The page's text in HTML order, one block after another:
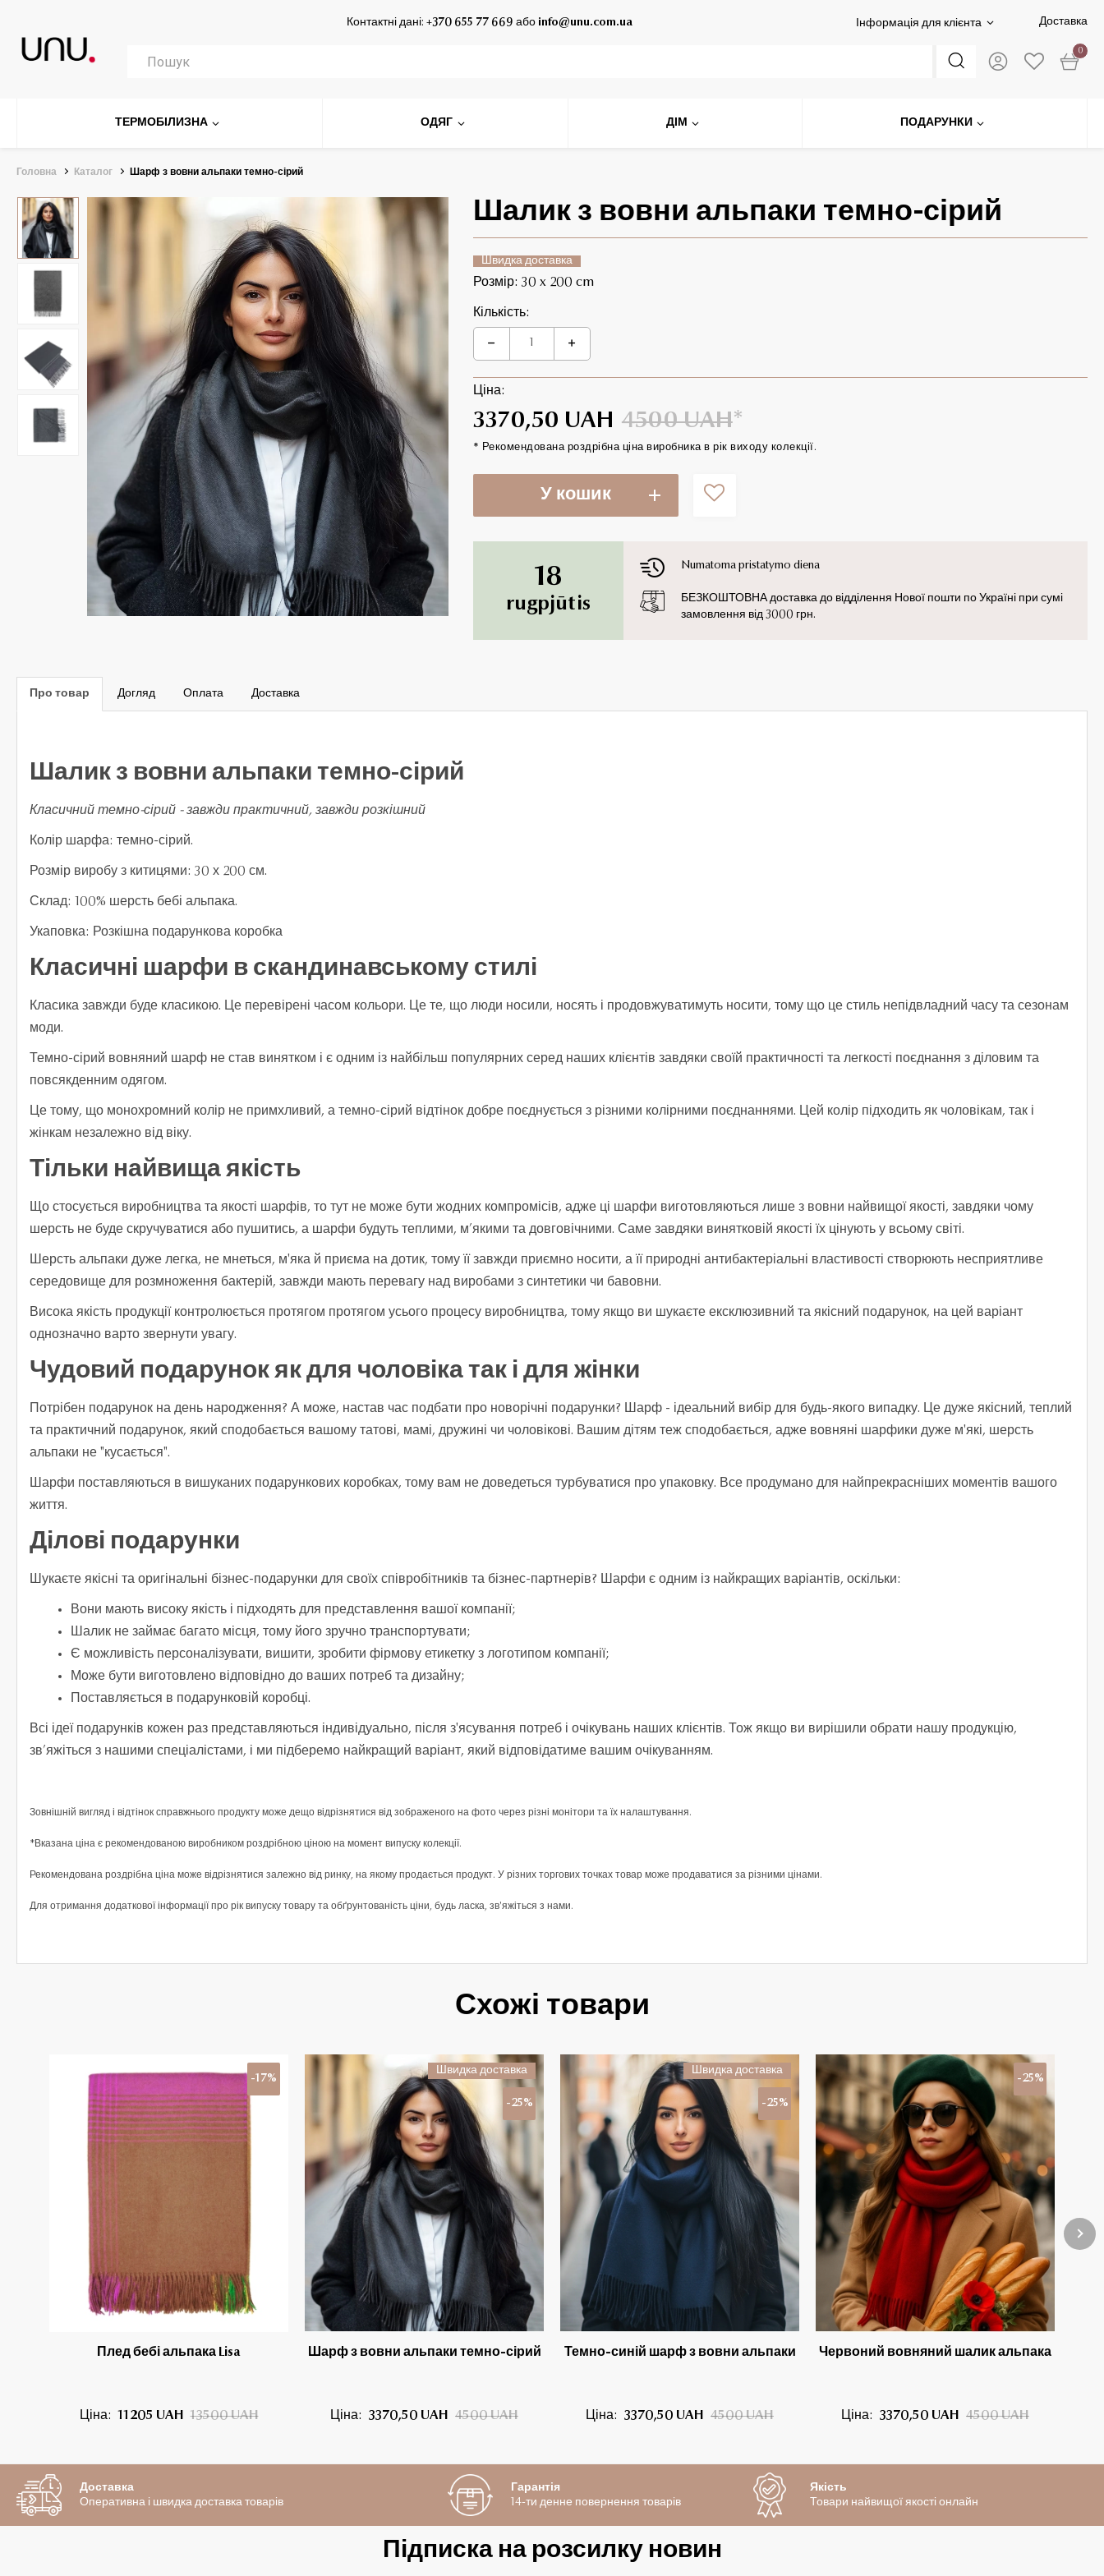
Контактні дані:+370 655 77 669 або info@unu.com.ua Інформація для клієнта Доставка
0
ТЕРМОБІЛИЗНА ОДЯГ ДІМ ПОДАРУНКИ
Головна Каталог Шарф з вовни альпаки темно-сірий
Шалик з вовни альпаки темно-сірий
Швидка доставка
Розмір: 30 x 200 cm
Кількість:
Ціна:
3370,50 UAH 4500 UAH
* Рекомендована роздрібна ціна виробника в рік виходу колекції.
У кошик
18
rugpjūtis
Numatoma pristatymo diena
БЕЗКОШТОВНА доставка до відділення Нової пошти по Україні при сумі
замовлення від 3000 грн.
Про товар Догляд Оплата Доставка
Шалик з вовни альпаки темно-сірий
Класичний темно-сірий - завжди практичний, завжди розкішний
Колір шарфа: темно-сірий.
Розмір виробу з китицями: 30 х 200 см.
Склад: 100% шерсть бебі альпака.
Укаповка: Розкішна подарункова коробка
Класичні шарфи в скандинавському стилі
Класика завжди буде класикою. Це перевірені часом кольори. Це те, що люди носили, носять і продовжуватимуть носити, тому що це стиль непідвладний часу та сезонам
моди.
Темно-сірий вовняний шарф не став винятком і є одним із найбільш популярних серед наших клієнтів завдяки своїй практичності та легкості поєднання з діловим та
повсякденним одягом.
Це тому, що монохромний колір не примхливий, а темно-сірий відтінок добре поєднується з різними колірними поєднаннями. Цей колір підходить як чоловікам, так і
жінкам незалежно від віку.
Тільки найвища якість
Що стосується виробництва та якості шарфів, то тут не може бути жодних компромісів, адже ці шарфи виготовляються лише з вовни найвищої якості, завдяки чому
шерсть не буде скручуватися або пушитись, а шарфи будуть теплими, м’якими та довговічними. Саме завдяки винятковій якості їх цінують у всьому світі.
Шерсть альпаки дуже легка, не мнеться, м'яка й приєма на дотик, тому її завжди приємно носити, а її природні антибактеріальні властивості створюють несприятливе
середовище для розмноження бактерій, завжди мають перевагу над виробами з синтетики чи бавовни.
Висока якість продукції контролюється протягом протягом усього процесу виробництва, тому якщо ви шукаєте ексклюзивний та якісний подарунок, на цей варіант
однозначно варто звернути увагу.
Чудовий подарунок як для чоловіка так і для жінки
Потрібен подарунок на день народження? А може, настав час подбати про новорічні подарунки? Шарф - ідеальний вибір для будь-якого випадку. Це дуже якісний, теплий
та практичний подарунок, який сподобається вашому татові, мамі, дружині чи чоловікові. Вашим дітям теж сподобається, адже вовняні шарфики дуже м'які, шерсть
альпаки не "кусається".
Шарфи поставляються в вишуканих подарункових коробках, тому вам не доведеться турбуватися про упаковку. Все продумано для найпрекрасніших моментів вашого
життя.
Ділові подарунки
Шукаєте якісні та оригінальні бізнес-подарунки для своїх співробітників та бізнес-партнерів? Шарфи є одним із найкращих варіантів, оскільки:
Вони мають високу якість і підходять для представлення вашої компанії;
Шалик не займає багато місця, тому його зручно транспортувати;
Є можливість персоналізувати, вишити, зробити фірмову етикетку з логотипом компанії;
Може бути виготовлено відповідно до ваших потреб та дизайну;
Поставляється в подарунковій коробці.
Всі ідеї подарунків кожен раз представляються індивідуально, після з'ясування потреб і очікувань наших клієнтів. Тож якщо ви вирішили обрати нашу продукцію,
зв’яжіться з нашими спеціалістами, і ми підберемо найкращий варіант, який відповідатиме вашим очікуванням.
Зовнішній вигляд і відтінок справжнього продукту може дещо відрізнятися від зображеного на фото через різні монітори та їх налаштування.
*Вказана ціна є рекомендованою виробником роздрібною ціною на момент випуску колекції.
Рекомендована роздрібна ціна може відрізнятися залежно від ринку, на якому продається продукт. У різних торгових точках товар може продаватися за різними цінами.
Для отримання додаткової інформації про рік випуску товару та обґрунтованість ціни, будь ласка, зв'яжіться з нами.
Схожі товари
-17%
Плед бебі альпака Lisa
Ціна: 11205 UAH 13500 UAH
Швидка доставка
-25%
Шарф з вовни альпаки темно-сірий
Ціна: 3370,50 UAH 4500 UAH
Швидка доставка
-25%
Темно-синій шарф з вовни альпаки
Ціна: 3370,50 UAH 4500 UAH
-25%
Червоний вовняний шалик альпака
Ціна: 3370,50 UAH 4500 UAH
Доставка
Оперативна і швидка доставка товарів
Гарантія
14-ти денне повернення товарів
Якість
Товари найвищої якості онлайн
Підписка на розсилку новин